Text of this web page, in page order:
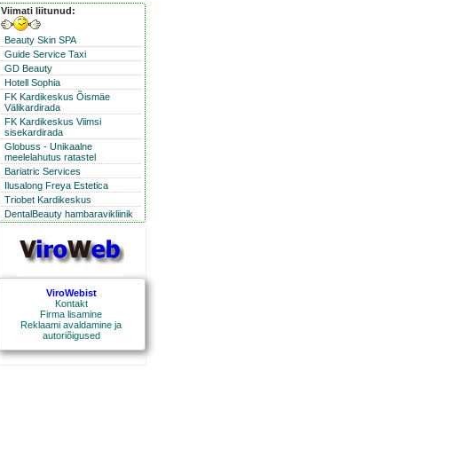
Viimati liitunud:
Beauty Skin SPA
Guide Service Taxi
GD Beauty
Hotell Sophia
FK Kardikeskus Õismäe
Välikardirada
FK Kardikeskus Viimsi
sisekardirada
Globuss - Unikaalne
meelelahutus ratastel
Bariatric Services
Ilusalong Freya Estetica
Triobet Kardikeskus
DentalBeauty hambaravikliinik
ViroWebist
Kontakt
Firma lisamine
Reklaami avaldamine ja
autoriõigused